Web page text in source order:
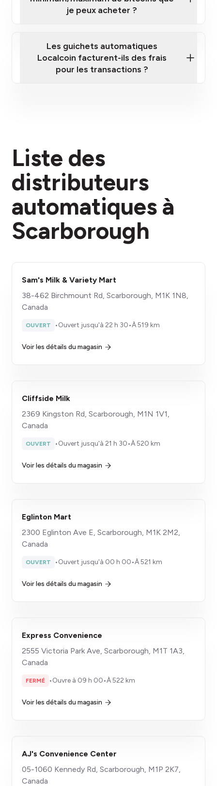
je peux acheter ?
Les guichets automatiques
Localcoin facturent-ils des frais
pour les transactions ?
section des frais
Liste des
distributeurs
automatiques à
Scarborough
Sam's Milk & Variety Mart
38-462 Birchmount Rd, Scarborough, M1K 1N8,
Canada
OUVERT •Ouvert jusqu'à 22 h 30•À 519 km
Voir les détails du magasin
Cliffside Milk
2369 Kingston Rd, Scarborough, M1N 1V1,
Canada
OUVERT •Ouvert jusqu'à 21 h 30•À 520 km
Voir les détails du magasin
Eglinton Mart
2300 Eglinton Ave E, Scarborough, M1K 2M2,
Canada
OUVERT •Ouvert jusqu'à 00 h 00•À 521 km
Voir les détails du magasin
Express Convenience
2555 Victoria Park Ave, Scarborough, M1T 1A3,
Canada
FERMÉ •Ouvre à 09 h 00•À 522 km
Voir les détails du magasin
AJ's Convenience Center
05-1060 Kennedy Rd, Scarborough, M1P 2K7,
Canada